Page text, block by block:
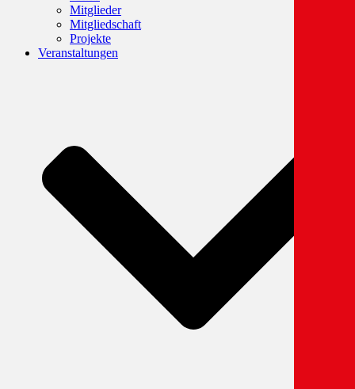
Mitglieder
Mitgliedschaft
Projekte
Veranstaltungen